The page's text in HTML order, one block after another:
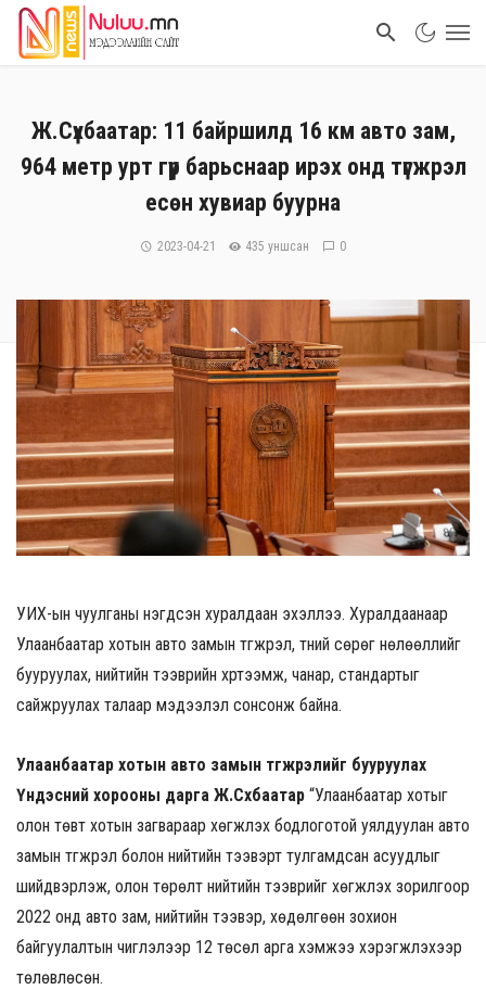
Ж.Сүхбаатар: 11 байршилд 16 км авто зам,
964 метр урт гүүр барьснаар ирэх онд түгжрэл
есөн хувиар буурна
2023-04-21 435 уншсан 0
УИХ-ын чуулганы нэгдсэн хуралдаан эхэллээ. Хуралдаанаар
Улаанбаатар хотын авто замын түгжрэл, түүний сөрөг нөлөөллийг
бууруулах, нийтийн тээврийн хүртээмж, чанар, стандартыг
сайжруулах талаар мэдээлэл сонсонж байна.
Улаанбаатар хотын авто замын түгжрэлийг бууруулах
Үндэсний хорооны дарга Ж.Сүхбаатар “Улаанбаатар хотыг
олон төвт хотын загвараар хөгжүүлэх бодлоготой уялдуулан авто
замын түгжрэл болон нийтийн тээвэрт тулгамдсан асуудлыг
шийдвэрлэж, олон төрөлт нийтийн тээврийг хөгжүүлэх зорилгоор
2022 онд авто зам, нийтийн тээвэр, хөдөлгөөн зохион
байгуулалтын чиглэлээр 12 төсөл арга хэмжээ хэрэгжүүлэхээр
төлөвлөсөн.